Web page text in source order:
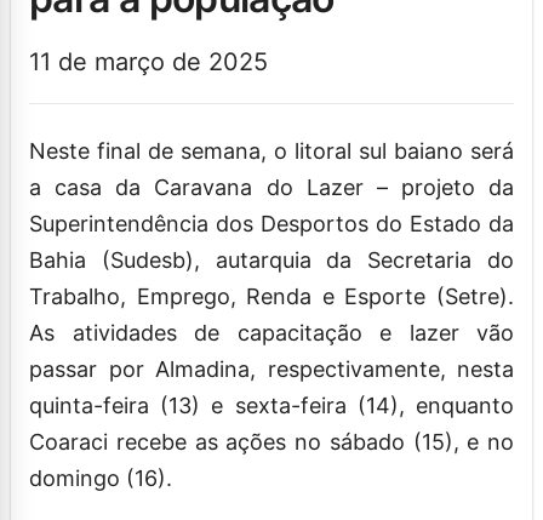
11 de março de 2025
Neste final de semana, o litoral sul baiano será
a casa da Caravana do Lazer – projeto da
Superintendência dos Desportos do Estado da
Bahia (Sudesb), autarquia da Secretaria do
Trabalho, Emprego, Renda e Esporte (Setre).
As atividades de capacitação e lazer vão
passar por Almadina, respectivamente, nesta
quinta-feira (13) e sexta-feira (14), enquanto
Coaraci recebe as ações no sábado (15), e no
domingo (16).